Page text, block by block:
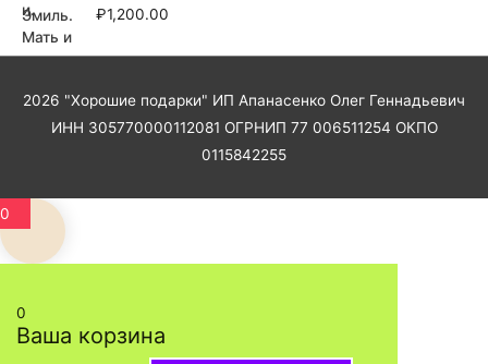
и
О
н
0
и
з
₽1,200.00
2026 "Хорошие подарки" ИП Апанасенко Олег Геннадьевич
ИНН 305770000112081 ОГРНИП 77 006511254 ОКПО
0115842255
0
0
Ваша корзина